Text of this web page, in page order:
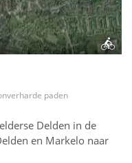
paden
Delden in de
en Markelo naar